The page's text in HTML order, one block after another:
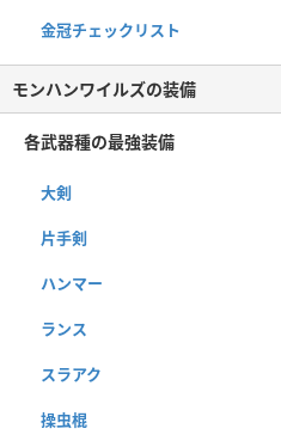
金冠チェックリスト
モンハンワイルズの装備
各武器種の最強装備
大剣
片手剣
ハンマー
ランス
スラアク
操虫棍